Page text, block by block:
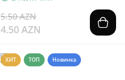
5.50 AZN
4.50 AZN
ХИТ ТОП Новинка